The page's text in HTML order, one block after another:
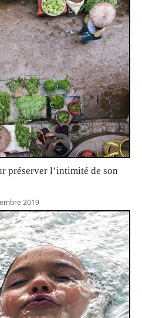
préserver l’intimité de son
2019